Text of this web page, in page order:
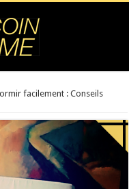
facilement : Conseils